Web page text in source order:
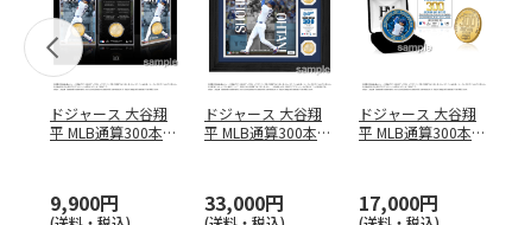
ドジャース 大谷翔
平 MLB通算300本塁
9,900円
ドジャース 大谷翔
平 MLB通算300本塁
33,000円
ドジャース 大谷翔
平 MLB通算300本塁
17,000円